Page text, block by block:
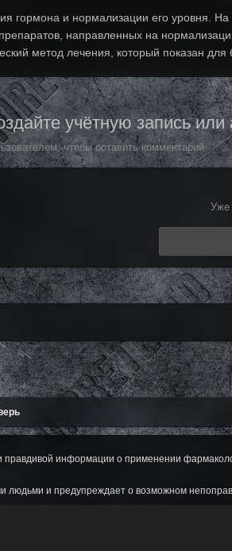
гормона и нормализации его уровня.
направленных на
метод лечения, который показан
учётную запись или
чтобы оставить комментарий
Уже
информации о применении
и предупреждает о возможном